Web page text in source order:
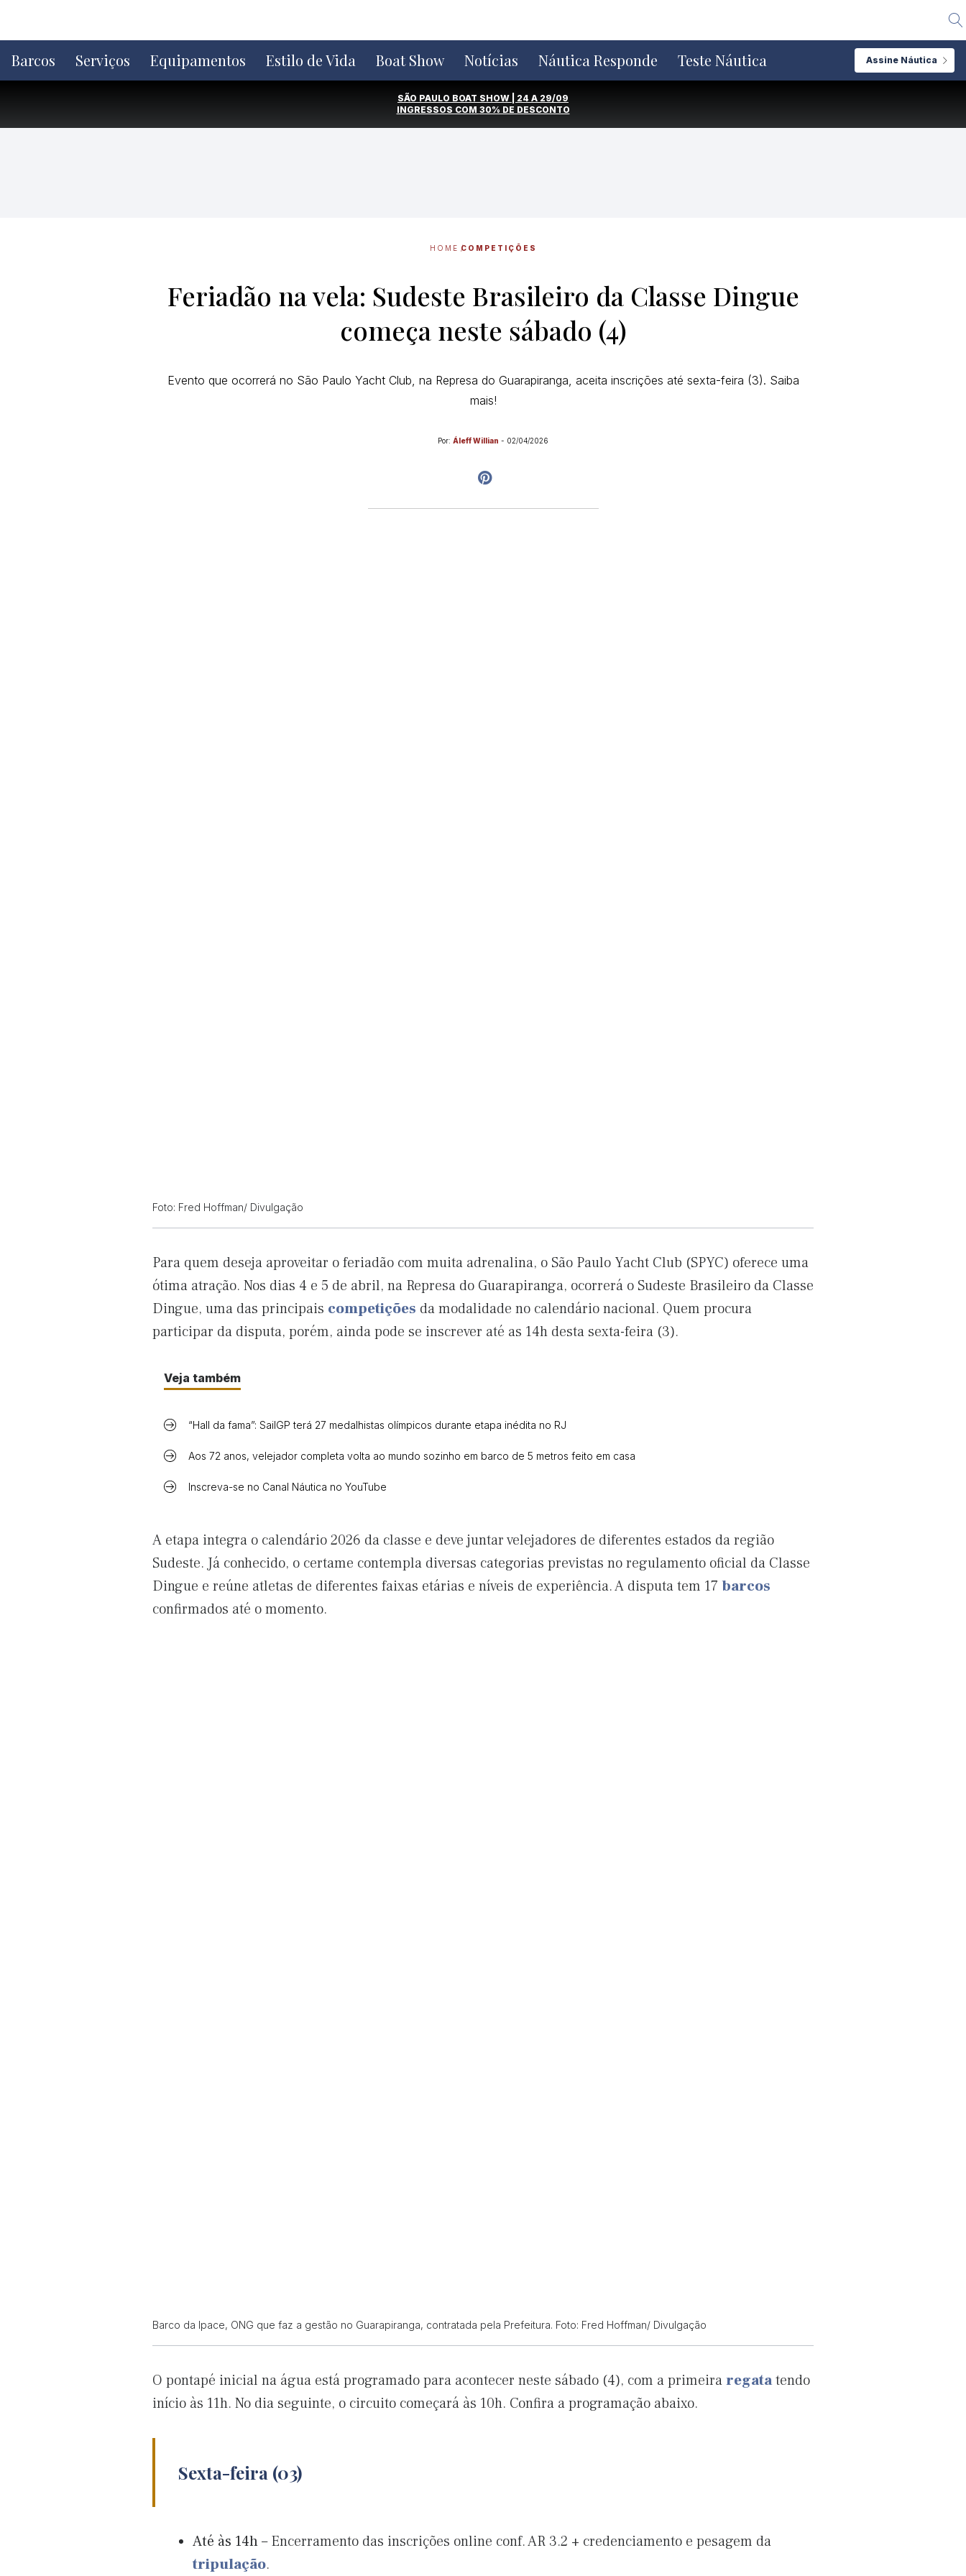
o
conteúdo
Barcos Serviços Equipamentos Estilo de Vida Boat Show Notícias Náutica Responde Teste Náutica Assine Náutica
SÃO PAULO BOAT SHOW | 24 A 29/09
INGRESSOS COM 30% DE DESCONTO
HOME COMPETIÇÕES
Feriadão na vela: Sudeste Brasileiro da Classe Dingue
começa neste sábado (4)
Evento que ocorrerá no São Paulo Yacht Club, na Represa do Guarapiranga, aceita inscrições até sexta-feira (3). Saiba
mais!
Por: Áleff Willian - 02/04/2026
Foto: Fred Hoffman/ Divulgação
Para quem deseja aproveitar o feriadão com muita adrenalina, o São Paulo Yacht Club (SPYC) oferece uma
ótima atração. Nos dias 4 e 5 de abril, na Represa do Guarapiranga, ocorrerá o Sudeste Brasileiro da Classe
Dingue, uma das principais competições da modalidade no calendário nacional. Quem procura
participar da disputa, porém, ainda pode se inscrever até as 14h desta sexta-feira (3).
Veja também
“Hall da fama”: SailGP terá 27 medalhistas olímpicos durante etapa inédita no RJ
Aos 72 anos, velejador completa volta ao mundo sozinho em barco de 5 metros feito em casa
Inscreva-se no Canal Náutica no YouTube
A etapa integra o calendário 2026 da classe e deve juntar velejadores de diferentes estados da região
Sudeste. Já conhecido, o certame contempla diversas categorias previstas no regulamento oficial da Classe
Dingue e reúne atletas de diferentes faixas etárias e níveis de experiência. A disputa tem 17 barcos
confirmados até o momento.
Barco da Ipace, ONG que faz a gestão no Guarapiranga, contratada pela Prefeitura. Foto: Fred Hoffman/ Divulgação
O pontapé inicial na água está programado para acontecer neste sábado (4), com a primeiraregatatendo
início às 11h. No dia seguinte, o circuito começará às 10h. Confira a programação abaixo.
Sexta-feira (03)
Até às 14h– Encerramento das inscrições online conf. AR 3.2 + credenciamento e pesagem da
tripulação.